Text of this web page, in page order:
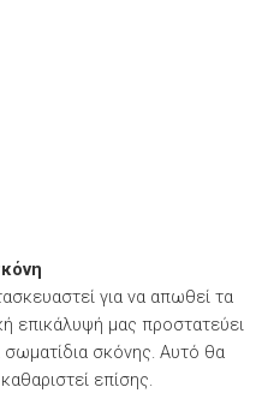
για να απωθεί τα
επικάλυψή μας προστατεύει
σκόνης. Αυτό θα
επίσης.